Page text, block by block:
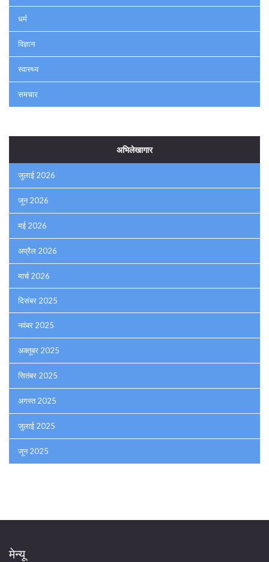
धर्म
विज्ञान
स्वास्थ्य
समचार
अभिलेखागार
जुलाई 2026
जून 2026
मई 2026
अप्रैल 2026
मार्च 2026
दिसंबर 2025
नवंबर 2025
अक्तूबर 2025
सितंबर 2025
अगस्त 2025
जुलाई 2025
जून 2025
मेन्यू